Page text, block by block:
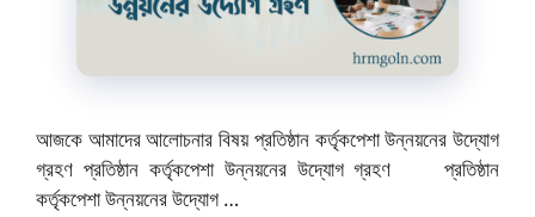
আজকে আমাদের আলোচনার বিষয় প্রতিষ্ঠান কর্তৃকপেশা উন্নয়নের উদ্যোগ
গ্রহণ প্রতিষ্ঠান কর্তৃকপেশা উন্নয়নের উদ্যোগ গ্রহণ প্রতিষ্ঠান
কর্তৃকপেশা উন্নয়নের উদ্যোগ …